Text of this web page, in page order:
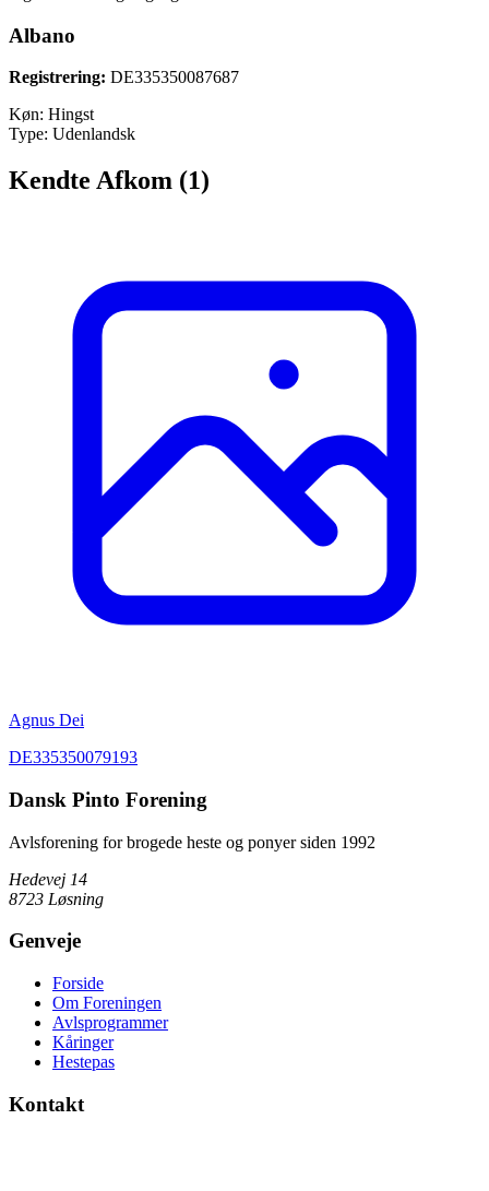
Albano
Registrering: DE335350087687
Køn: Hingst
Type: Udenlandsk
Kendte Afkom (1)
Agnus Dei
DE335350079193
Dansk Pinto Forening
Avlsforening for brogede heste og ponyer siden 1992
Hedevej 14
8723 Løsning
Genveje
Forside
Om Foreningen
Avlsprogrammer
Kåringer
Hestepas
Kontakt